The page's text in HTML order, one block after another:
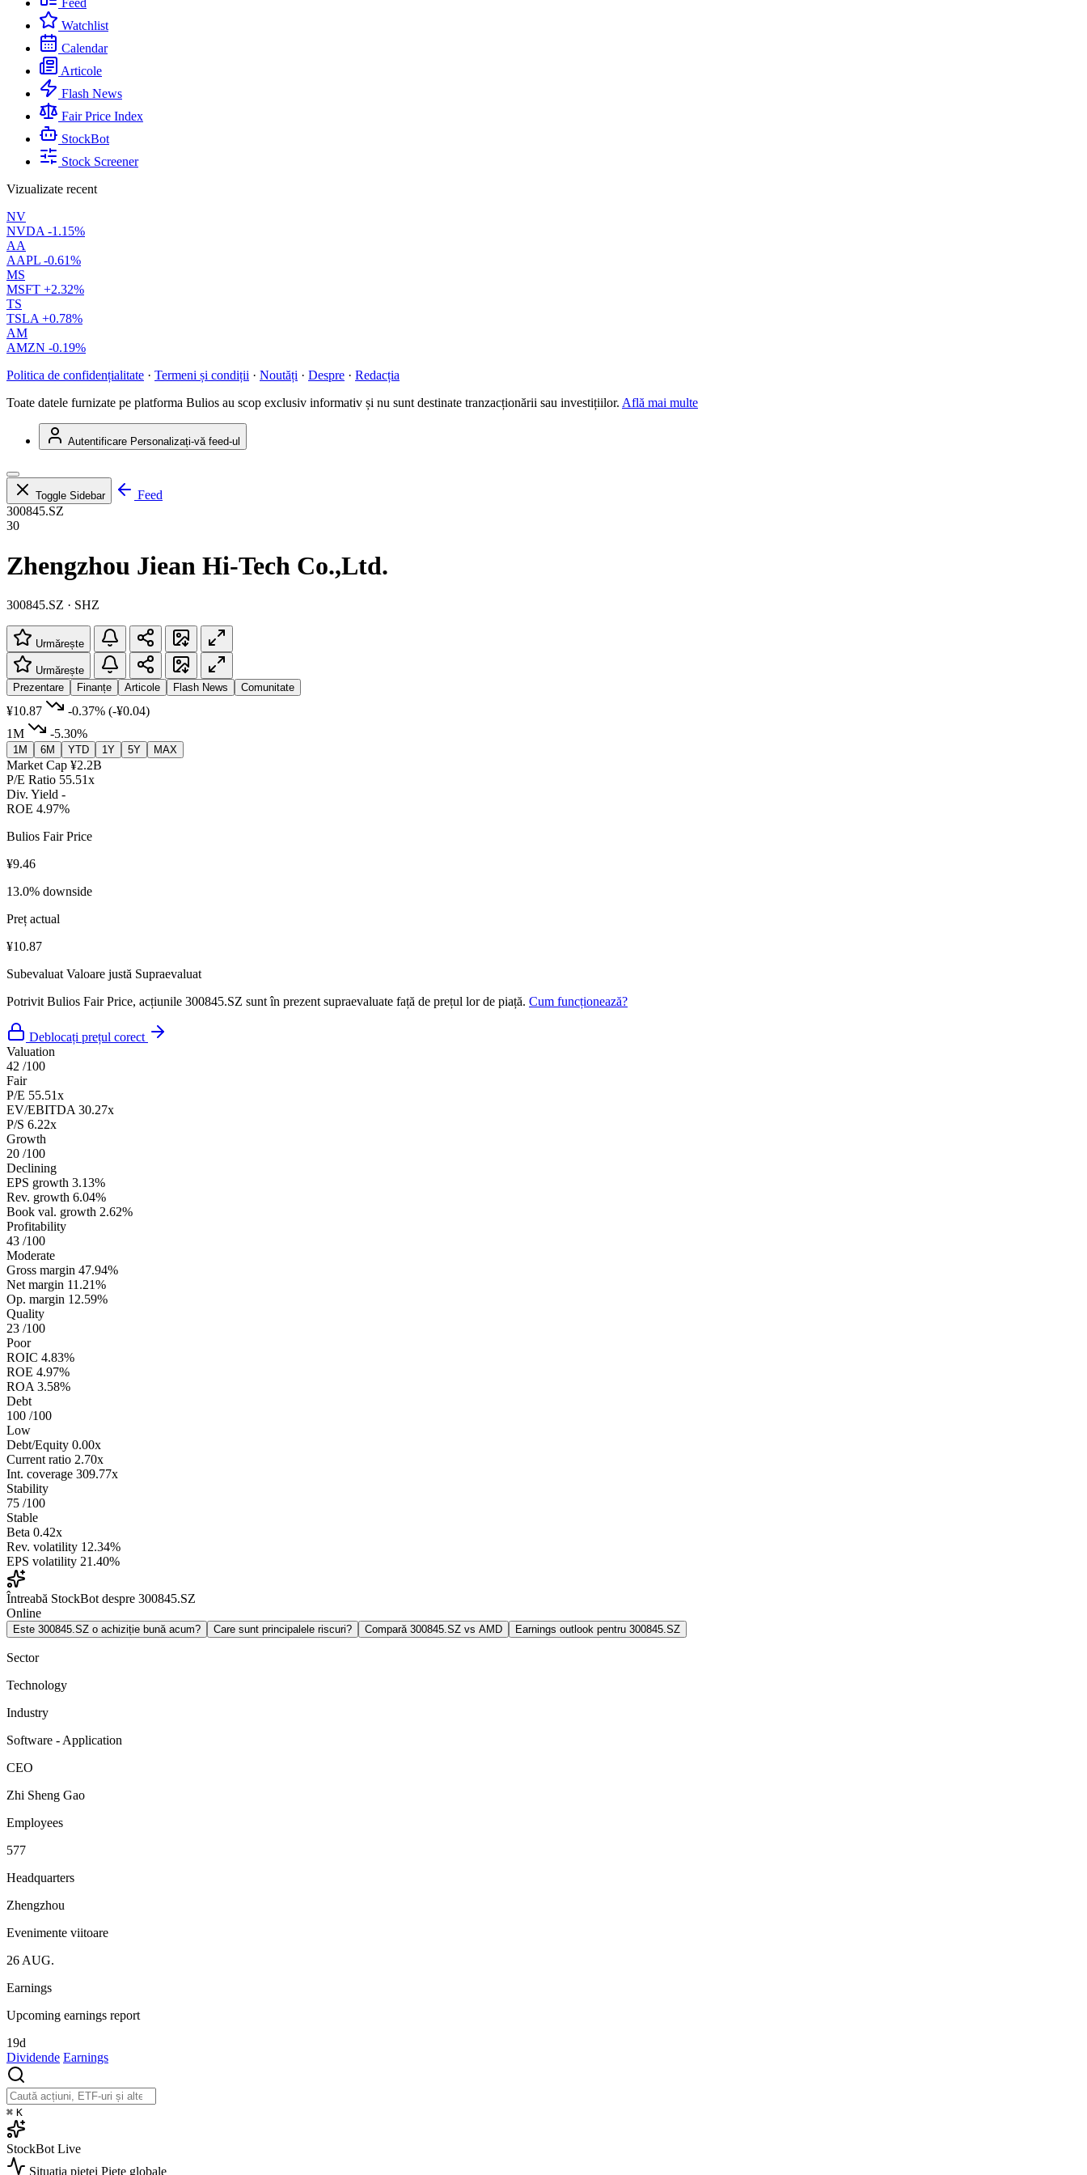
Feed
Watchlist
Calendar
Articole
Flash News
Fair Price Index
StockBot
Stock Screener
Vizualizate recent
NV
NVDA -1.15%
AA
AAPL -0.61%
MS
MSFT +2.32%
TS
TSLA +0.78%
AM
AMZN -0.19%
Politica de confidențialitate · Termeni și condiții · Noutăți · Despre · Redacția
Toate datele furnizate pe platforma Bulios au scop exclusiv informativ și nu sunt destinate tranzacționării sau investițiilor. Află mai multe
Autentificare Personalizați-vă feed-ul
Toggle Sidebar
Feed
300845.SZ
30
Zhengzhou Jiean Hi-Tech Co.,Ltd.
300845.SZ · SHZ
Urmărește
Urmărește
Prezentare
Finanțe Articole Flash News Comunitate
¥10.87 -0.37% (-¥0.04)
1M
-5.30%
1M 6M YTD 1Y 5Y MAX
Market Cap ¥2.2B
P/E Ratio 55.51x
Div. Yield -
ROE 4.97%
Bulios Fair Price
¥9.46
13.0% downside
Preț actual
¥10.87
Subevaluat Valoare justă Supraevaluat
Potrivit Bulios Fair Price, acțiunile 300845.SZ sunt în prezent supraevaluate față de prețul lor de piață. Cum funcționează?
Deblocați prețul corect
Valuation
42 /100
Fair
P/E 55.51x
EV/EBITDA 30.27x
P/S 6.22x
Growth
20 /100
Declining
EPS growth 3.13%
Rev. growth 6.04%
Book val. growth 2.62%
Profitability
43 /100
Moderate
Gross margin 47.94%
Net margin 11.21%
Op. margin 12.59%
Quality
23 /100
Poor
ROIC 4.83%
ROE 4.97%
ROA 3.58%
Debt
100 /100
Low
Debt/Equity 0.00x
Current ratio 2.70x
Int. coverage 309.77x
Stability
75 /100
Stable
Beta 0.42x
Rev. volatility 12.34%
EPS volatility 21.40%
Întreabă StockBot despre 300845.SZ
Online
Este 300845.SZ o achiziție bună acum? Care sunt principalele riscuri? Compară 300845.SZ vs AMD Earnings outlook pentru 300845.SZ
Sector
Technology
Industry
Software - Application
CEO
Zhi Sheng Gao
Employees
577
Headquarters
Zhengzhou
Evenimente viitoare
26 AUG.
Earnings
Upcoming earnings report
19d
Dividende Earnings
⌘ K
StockBot Live
Situația pieței Piețe globale